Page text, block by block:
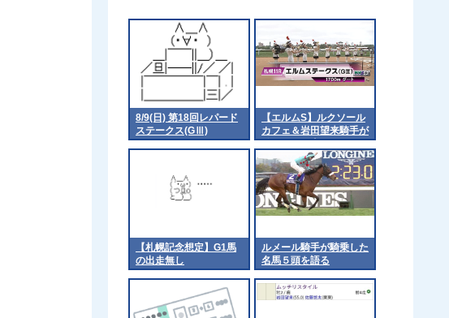
8/9(日) 第18回レパード
ステークス(GⅢ)
【エルムS】ルクソール
カフェ＆岩田望来騎手が
ｷﾀ━━━━(ﾟ
∀ﾟ)━━━━!!
【札幌記念想定】G1馬
の出走無し
ルメール騎手が騎乗した
名馬５頭を語る